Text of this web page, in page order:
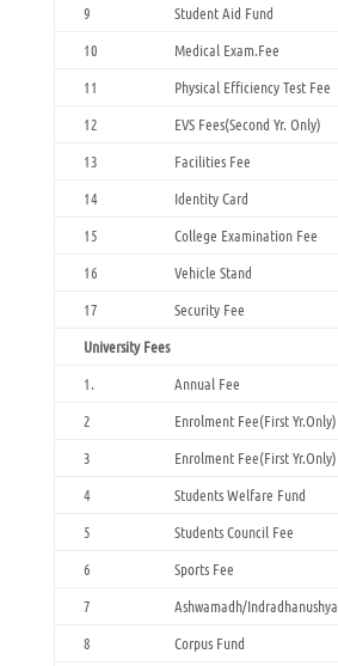
9
Student Aid Fund
10
Medical Exam.Fee
11
Physical Efficiency Test Fee
12
EVS Fees(Second Yr. Only)
13
Facilities Fee
14
Identity Card
15
College Examination Fee
16
Vehicle Stand
17
Security Fee
University Fees
1.
Annual Fee
2
Enrolment Fee(First Yr.Only)
3
Enrolment Fee(First Yr.Only)
4
Students Welfare Fund
5
Students Council Fee
6
Sports Fee
7
Ashwamadh/Indradhanushya
8
Corpus Fund